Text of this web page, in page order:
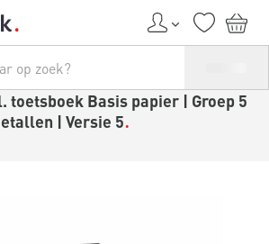
toetsboek Basis papier | Groep 5
| Versie 5